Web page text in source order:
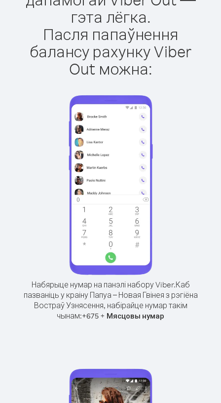
гэта лёгка.
Пасля папаўнення
балансу рахунку Viber
Out можна:
Набярыце нумар на панэлі набору Viber.Каб
пазваніць у краіну Папуа – Новая Гвінея з рэгіёна
Востраў Узнясення, набірайце нумар такім
чынам:+675 + Мясцовы нумар